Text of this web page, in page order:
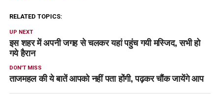
RELATED TOPICS:
UP NEXT
इस शहर में अपनी जगह से चलकर यहां पहुंच गयी मस्जिद, सभी हो
गये हैरान
DON'T MISS
ताजमहल की ये बातें आपको नहीं पता होंगी, पढ़कर चौंक जायेंगे आप